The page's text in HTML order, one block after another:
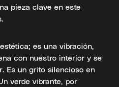
pieza clave en este
es una vibración,
con nuestro interior y se
Es un grito silencioso en
verde vibrante, por